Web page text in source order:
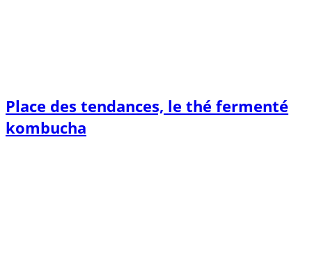
Place des tendances, le thé fermenté
kombucha